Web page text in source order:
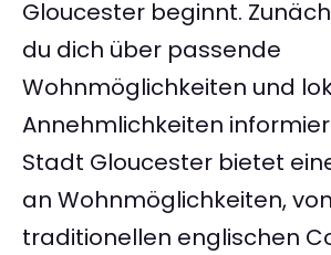
Gloucester beginnt.
du dich über passende
Wohnmöglichkeiten und
Annehmlichkeiten
Stadt Gloucester bietet
an Wohnmöglichkeiten, von
traditionellen englischen